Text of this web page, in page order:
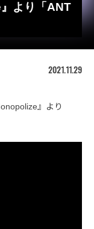
より「ANT
2021.11.29
』より